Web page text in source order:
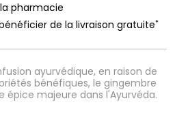
ayurvédique, en raison de
bénéfiques, le gingembre
majeure dans l'Ayurvéda.
pharmacie
de la livraison gratuite*